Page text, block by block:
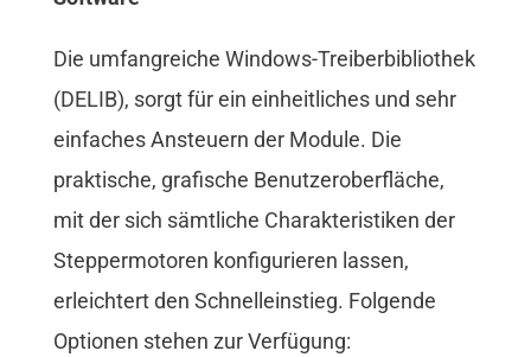
Die umfangreiche Windows-Treiberbibliothek
(DELIB), sorgt für ein einheitliches und sehr
einfaches Ansteuern der Module. Die
praktische, grafische Benutzeroberfläche,
mit der sich sämtliche Charakteristiken der
Steppermotoren konfigurieren lassen,
erleichtert den Schnelleinstieg. Folgende
Optionen stehen zur Verfügung: